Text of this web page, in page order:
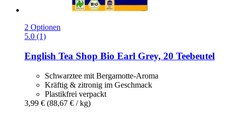
2 Optionen
5.0 (1)
English Tea Shop Bio Earl Grey, 20 Teebeutel
Schwarztee mit Bergamotte-Aroma
Kräftig & zitronig im Geschmack
Plastikfrei verpackt
3,99 € (88,67 € / kg)